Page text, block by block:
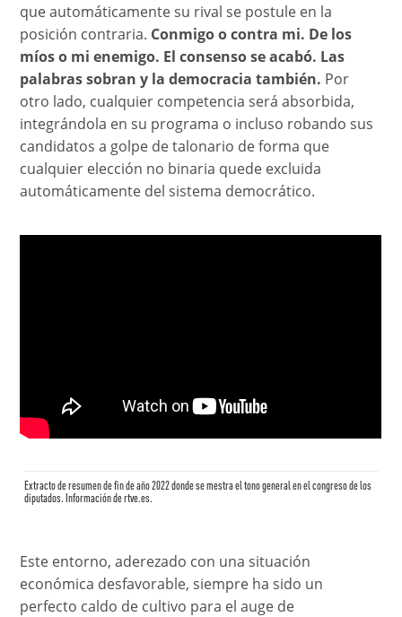
que automáticamente su rival se postule en la
posición contraria. Conmigo o contra mi. De los
míos o mi enemigo. El consenso se acabó. Las
palabras sobran y la democracia también. Por
otro lado, cualquier competencia será absorbida,
integrándola en su programa o incluso robando sus
candidatos a golpe de talonario de forma que
cualquier elección no binaria quede excluida
automáticamente del sistema democrático.
Extracto de resumen de fin de año 2022 donde se mestra el tono general en el congreso de los
diputados. Información dertve.es.
Este entorno, aderezado con una situación
económica desfavorable, siempre ha sido un
perfecto caldo de cultivo para el auge de